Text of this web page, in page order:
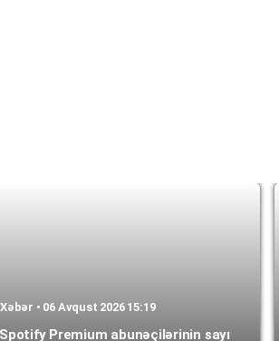
Xəbər • 06 Avqust 2026 15:19
Spotify Premium abunəçilərinin sayı